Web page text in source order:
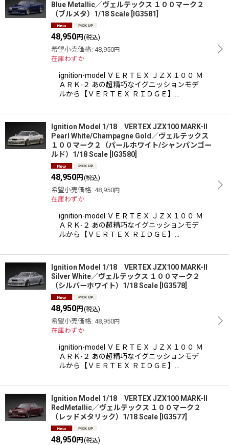
Blue Metallic／ヴェルテックス １００マーク２
（ブルメタ）1/18 Scale
IG3581
48,950円 (税込)
希望小売価格: 48,950円
在庫わずか
ignition-model ＶＥＲＴＥＸ ＪＺＸ１００ Ｍ
ＡＲＫ-２ あの超精巧なイグニッションモデ
ルから【ＶＥＲＴＥＸ ＲＩＤＧＥ】…
Ignition Model 1/18 VERTEX JZX100 MARK-II
Pearl White/Champagne Gold／ヴェルテックス
１００マーク２（パールホワイト/シャンパンゴー
ルド）1/18 Scale
IG3580
48,950円 (税込)
希望小売価格: 48,950円
在庫わずか
ignition-model ＶＥＲＴＥＸ ＪＺＸ１００ Ｍ
ＡＲＫ-２ あの超精巧なイグニッションモデ
ルから【ＶＥＲＴＥＸ ＲＩＤＧＥ】…
Ignition Model 1/18 VERTEX JZX100 MARK-II
Silver White／ヴェルテックス １００マーク２
（シルバーホワイト）1/18 Scale
IG3578
48,950円 (税込)
希望小売価格: 48,950円
在庫わずか
ignition-model ＶＥＲＴＥＸ ＪＺＸ１００ Ｍ
ＡＲＫ-２ あの超精巧なイグニッションモデ
ルから【ＶＥＲＴＥＸ ＲＩＤＧＥ】…
Ignition Model 1/18 VERTEX JZX100 MARK-II
RedMetallic／ヴェルテックス １００マーク２
（レッドメタリック）1/18 Scale
IG3577
48,950円 (税込)